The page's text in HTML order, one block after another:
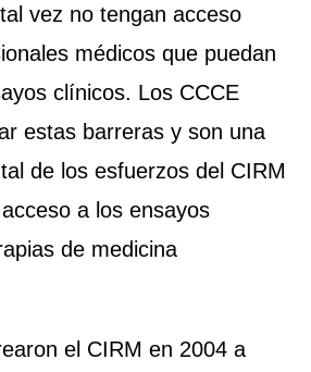
vez no tengan acceso
médicos que puedan
clínicos. Los CCCE
estas barreras y son una
de los esfuerzos del CIRM
a los ensayos
de medicina
el CIRM en 2004 a